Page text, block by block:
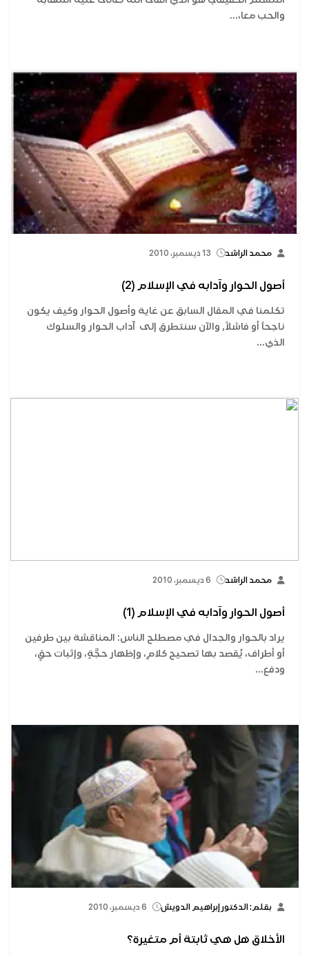
والحب معا،...
محمد الراشد 13 ديسمبر، 2010
أصول الحوار وآدابه في الإسلام (2)
تكلمنا في المقال السابق عن غاية وأصول الحوار وكيف يكون
ناجحاً أو فاشلاً, والآن سنتطرق إلى آداب الحوار والسلوك
الذي...
محمد الراشد 6 ديسمبر، 2010
أصول الحوار وآدابه في الإسلام (1)
يراد بالحوار والجدال في مصطلح الناس: المناقشة بين طرفين
أو أطراف، يُقصد بها تصحيح كلامٍ، وإظهار حجَّةٍ، وإثبات حقٍ،
ودفع...
بقلم: الدكتور إبراهيم الدويش 6 ديسمبر، 2010
الأخلاق هل هي ثابتة أم متغيرة؟